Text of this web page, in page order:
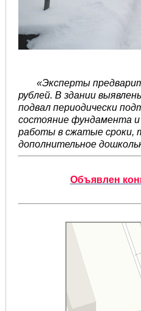
«Эксперты
рублей. В здании
подвал периодически
состояние фундамента
работы в сжатые сроки,
дополнительное
Объявлен